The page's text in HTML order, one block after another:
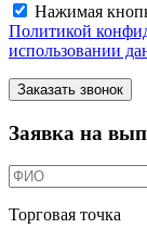
Нажимая
Политикой
использовании
Заказать звонок
Заявка на
Торговая точка